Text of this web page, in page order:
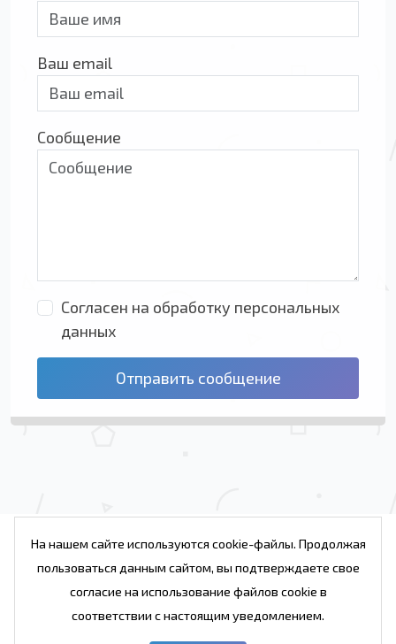
Ваш email
Сообщение
Согласен на обработку персональных
данных
Отправить сообщение
Проекты Услуги Веб студия
Блог
Контакты студии
На нашем сайте используются cookie-файлы. Продолжая
пользоваться данным сайтом, вы подтверждаете свое
согласие на использование файлов cookie в
соответствии с настоящим уведомлением.